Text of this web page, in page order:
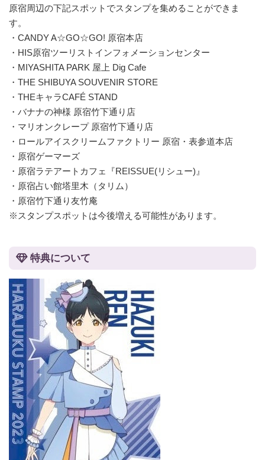
原宿周辺の下記スポットでスタンプを集めることができま
す。
・CANDY A☆GO☆GO! 原宿本店
・HIS原宿ツーリストインフォメーションセンター
・MIYASHITA PARK 屋上 Dig Cafe
・THE SHIBUYA SOUVENIR STORE
・THEキャラCAFÉ STAND
・バナナの神様 原宿竹下通り店
・マリオンクレープ 原宿竹下通り店
・ロールアイスクリームファクトリー 原宿・表参道本店
・原宿ゲーマーズ
・原宿ラテアートカフェ『REISSUE(リシュー)』
・原宿占い館塔里木（タリム）
・原宿竹下通り友竹庵
※スタンプスポットは今後増える可能性があります。
特典について